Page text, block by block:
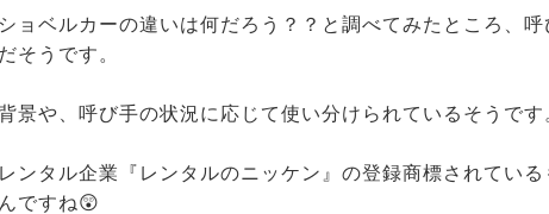
ョベルカーの違いは何だろう？？と調べてみたところ、
そうです。
景や、呼び手の状況に応じて使い分けられているそうです
ンタル企業『レンタルのニッケン』の登録商標されている
ですね😲